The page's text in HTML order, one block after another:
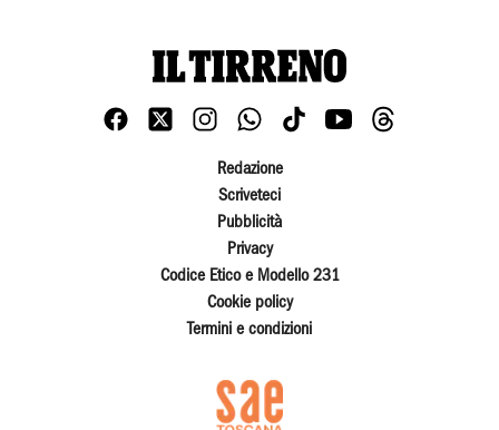
Redazione
Scriveteci
Pubblicità
Privacy
Codice Etico e Modello 231
Cookie policy
Termini e condizioni